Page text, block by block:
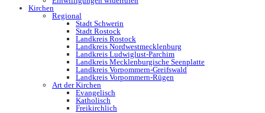
Kirchen
Regional
Stadt Schwerin
Stadt Rostock
Landkreis Rostock
Landkreis Nordwestmecklenburg
Landkreis Ludwiglust-Parchim
Landkreis Mecklenburgische Seenplatte
Landkreis Vorpommern-Greifswald
Landkreis Vorpommern-Rügen
Art der Kirchen
Evangelisch
Katholisch
Freikirchlich